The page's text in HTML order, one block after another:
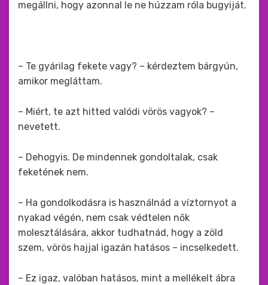
megállni, hogy azonnal le ne húzzam róla bugyiját.
– Te gyárilag fekete vagy? – kérdeztem bárgyún,
amikor megláttam.
– Miért, te azt hitted valódi vörös vagyok? –
nevetett.
– Dehogyis. De mindennek gondoltalak, csak
feketének nem.
– Ha gondolkodásra is használnád a víztornyot a
nyakad végén, nem csak védtelen nők
molesztálására, akkor tudhatnád, hogy a zöld
szem, vörös hajjal igazán hatásos – incselkedett.
– Ez igaz, valóban hatásos, mint a mellékelt ábra